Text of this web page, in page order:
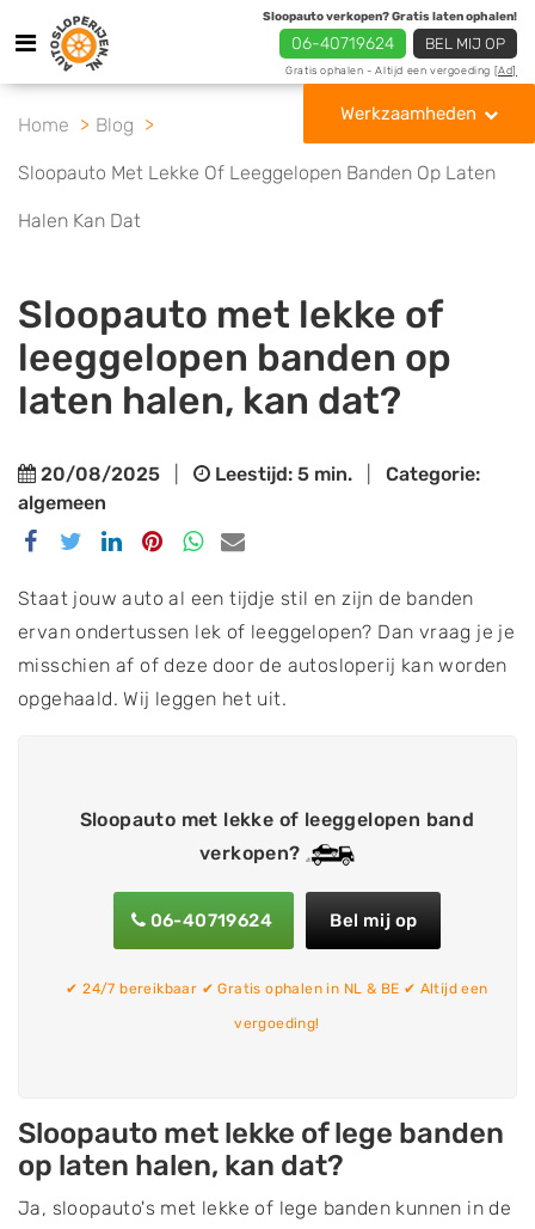
Sloopauto verkopen? Gratis laten ophalen!
06-40719624 BEL MIJ OP
Gratis ophalen - Altijd een vergoeding [Ad]
Werkzaamheden
Home Blog
Sloopauto Met Lekke Of Leeggelopen Banden Op Laten
Halen Kan Dat
Sloopauto met lekke of
leeggelopen banden op
laten halen, kan dat?
20/08/2025 Leestijd: 5 min.
Categorie:
algemeen
Delen
Facebook
Delen
Twitter
Delen
Linkedin
Delen
Pinterest
Delen
Whatsapp
Delen
email
Staat jouw auto al een tijdje stil en zijn de banden
ervan ondertussen lek of leeggelopen? Dan vraag je je
misschien af of deze door de autosloperij kan worden
opgehaald. Wij leggen het uit.
Sloopauto met lekke of leeggelopen band
verkopen?
06-40719624 Bel mij op
✔ 24/7 bereikbaar ✔ Gratis ophalen in NL & BE ✔ Altijd een
vergoeding!
Sloopauto met lekke of lege banden
op laten halen, kan dat?
Ja, sloopauto's met lekke of lege banden kunnen in de